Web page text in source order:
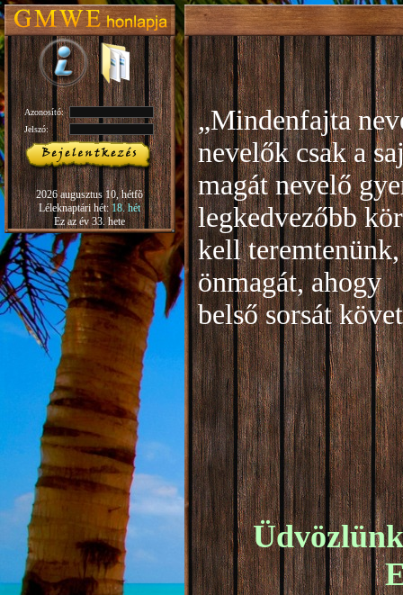
Azonosító:
Jelszó:
2026 augusztus 10, hétfõ
Léleknaptári hét:18. hét
Ez az év 33. hete
„Mindenfajta
nevelők csak a
magát nevelő
legkedvezőbb
kell
önmagát, ahogy
belső sorsát